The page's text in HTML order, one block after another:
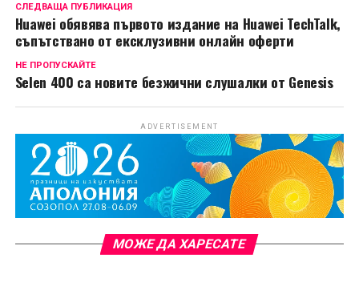
СЛЕДВАЩА ПУБЛИКАЦИЯ
Huawei обявява първото издание на Huawei TechTalk,
съпътствано от ексклузивни онлайн оферти
НЕ ПРОПУСКАЙТЕ
Selen 400 са новите безжични слушалки от Genesis
ADVERTISEMENT
МОЖЕ ДА ХАРЕСАТЕ